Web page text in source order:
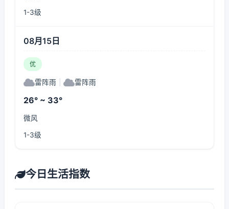
1-3级
08月15日
优
雷阵雨 雷阵雨
26° ~ 33°
微风
1-3级
今日生活指数